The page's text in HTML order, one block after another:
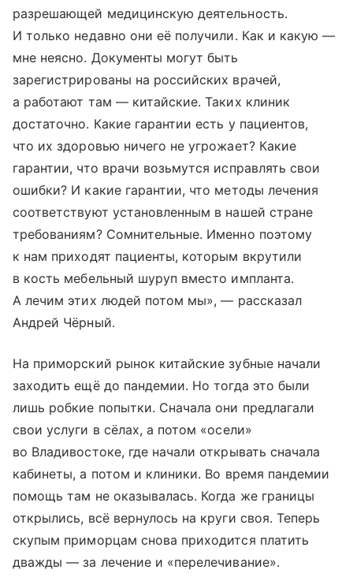
разрешающей медицинскую деятельность.
И только недавно они её получили. Как и какую —
мне неясно. Документы могут быть
зарегистрированы на российских врачей,
а работают там — китайские. Таких клиник
достаточно. Какие гарантии есть у пациентов,
что их здоровью ничего не угрожает? Какие
гарантии, что врачи возьмутся исправлять свои
ошибки? И какие гарантии, что методы лечения
соответствуют установленным в нашей стране
требованиям? Сомнительные. Именно поэтому
к нам приходят пациенты, которым вкрутили
в кость мебельный шуруп вместо импланта.
А лечим этих людей потом мы», — рассказал
Андрей Чёрный.
На приморский рынок китайские зубные начали
заходить ещё до пандемии. Но тогда это были
лишь робкие попытки. Сначала они предлагали
свои услуги в сёлах, а потом «осели»
во Владивостоке, где начали открывать сначала
кабинеты, а потом и клиники. Во время пандемии
помощь там не оказывалась. Когда же границы
открылись, всё вернулось на круги своя. Теперь
скупым приморцам снова приходится платить
дважды — за лечение и «перелечивание».